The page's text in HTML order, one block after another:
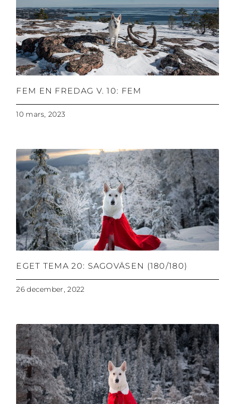
FEM EN FREDAG V. 10: FEM
10 mars, 2023
EGET TEMA 20: SAGOVÄSEN (180/180)
26 december, 2022